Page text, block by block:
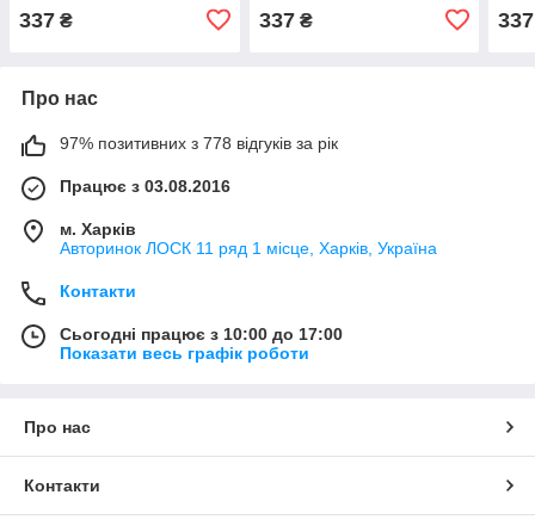
337 ₴ 337₴ 337
Про нас
97% позитивних з 778 відгуків за рік
Працює з 03.08.2016
м. Харків
Авторинок ЛОСК 11 ряд 1 місце, Харків, Україна
Контакти
Сьогодні працює з 10:00 до 17:00
Показати весь графік роботи
Про нас
Контакти